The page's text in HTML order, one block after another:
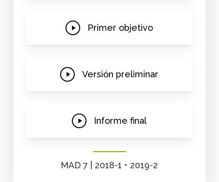
Play
Primer objetivo
Play
Versión preliminar
Play
Informe final
MAD 7 | 2018-1 • 2019-2